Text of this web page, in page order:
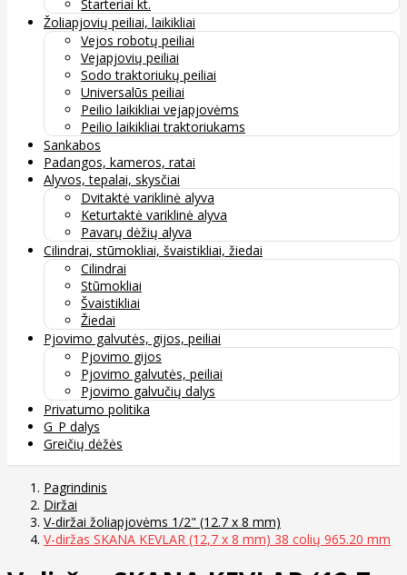
Starteriai kt.
Žoliapjovių peiliai, laikikliai
Vejos robotų peiliai
Vejapjovių peiliai
Sodo traktoriukų peiliai
Universalūs peiliai
Peilio laikikliai vejapjovėms
Peilio laikikliai traktoriukams
Sankabos
Padangos, kameros, ratai
Alyvos, tepalai, skysčiai
Dvitaktė variklinė alyva
Keturtaktė variklinė alyva
Pavarų dėžių alyva
Cilindrai, stūmokliai, švaistikliai, žiedai
Cilindrai
Stūmokliai
Švaistikliai
Žiedai
Pjovimo galvutės, gijos, peiliai
Pjovimo gijos
Pjovimo galvutės, peiliai
Pjovimo galvučių dalys
Privatumo politika
G_P dalys
Greičių dėžės
Pagrindinis
Diržai
V-diržai žoliapjovėms 1/2" (12.7 x 8 mm)
V-diržas SKANA KEVLAR (12,7 x 8 mm) 38 colių 965.20 mm